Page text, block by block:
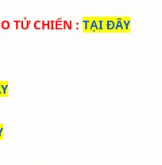
TỬ CHIẾN : TẠI ĐÂY